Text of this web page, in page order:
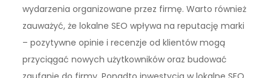
wydarzenia organizowane przez firmę. Warto również
zauważyć, że lokalne SEO wpływa na reputację marki
– pozytywne opinie i recenzje od klientów mogą
przyciągać nowych użytkowników oraz budować